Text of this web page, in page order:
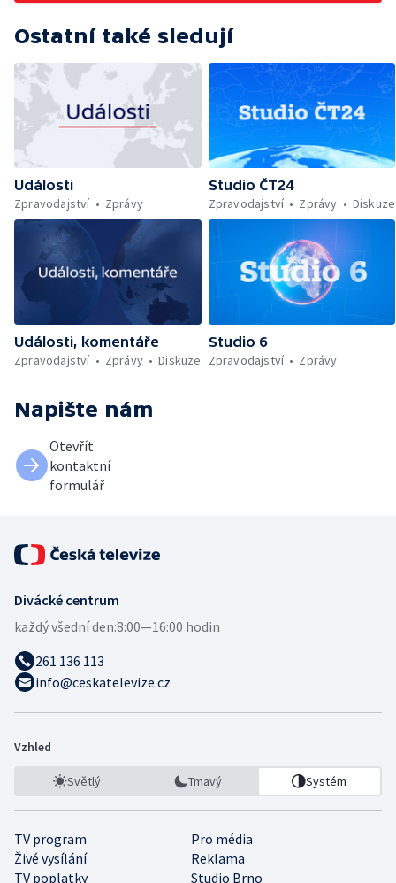
Ostatní také sledují
Události
Zpravodajství
Zprávy
Studio ČT24
Zpravodajství
Zprávy Diskuze
Události, komentáře
Zpravodajství
Zprávy Diskuze
Studio 6
Zpravodajství
Zprávy
Napište nám
Otevřít
kontaktní
formulář
Divácké centrum
každý všední den:8:00—16:00 hodin
261 136 113
info@ceskatelevize.cz
Vzhled
Světlý Tmavý Systém
TV program
Pro média
Živé vysílání
Reklama
TV poplatky
Studio Brno